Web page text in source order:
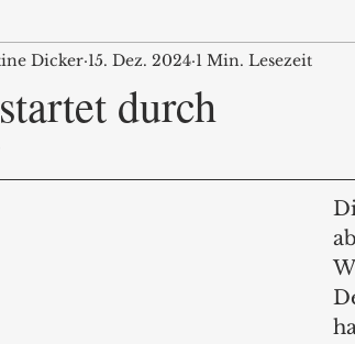
Intro
durch
Dicker 15. Dez. 2024 1 Min. Lesezeit